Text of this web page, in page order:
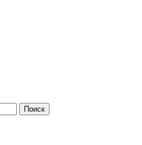
Поиск